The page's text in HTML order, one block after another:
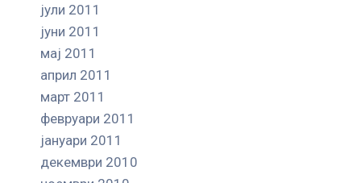
јули 2011
јуни 2011
мај 2011
април 2011
март 2011
февруари 2011
јануари 2011
декември 2010